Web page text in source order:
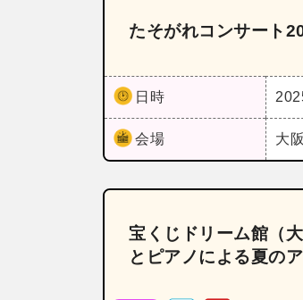
たそがれコンサート
日時
会場 大阪
宝くじドリーム館（
とピアノによる夏のア